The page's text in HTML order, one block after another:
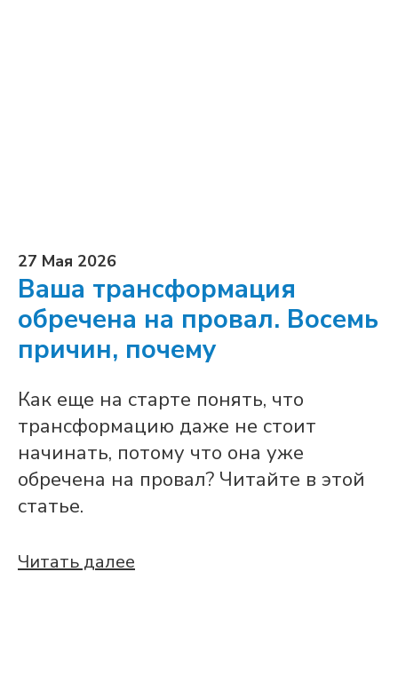
27 Мая 2026
Ваша трансформация
обречена на провал. Восемь
причин, почему
Как еще на старте понять, что
трансформацию даже не стоит
начинать, потому что она уже
обречена на провал? Читайте в этой
статье.
Читать далее